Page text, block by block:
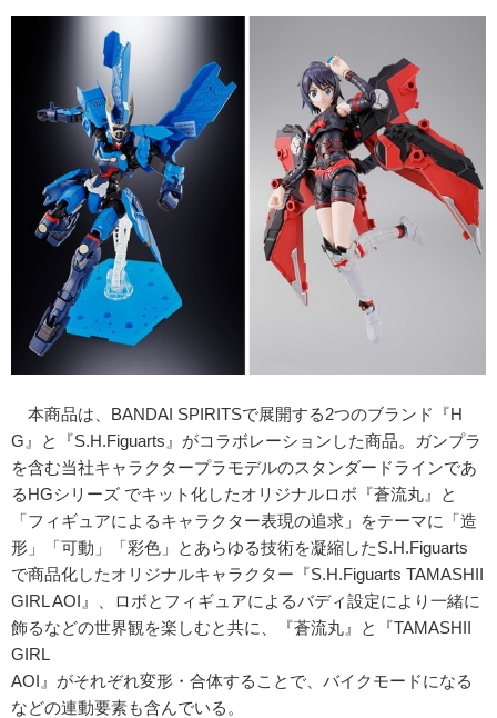
本商品は、BANDAI SPIRITSで展開する2つのブランド『H
G』と『S.H.Figuarts』がコラボレーションした商品。ガンプラ
を含む当社キャラクタープラモデルのスタンダードラインであ
るHGシリーズ でキット化したオリジナルロボ『蒼流丸』と
「フィギュアによるキャラクター表現の追求」をテーマに「造
形」「可動」「彩色」とあらゆる技術を凝縮したS.H.Figuarts
で商品化したオリジナルキャラクター『S.H.Figuarts TAMASHII
GIRL AOI』、ロボとフィギュアによるバディ設定により一緒に
飾るなどの世界観を楽しむと共に、『蒼流丸』と『TAMASHII
GIRL
AOI』がそれぞれ変形・合体することで、バイクモードになる
などの連動要素も含んでいる。